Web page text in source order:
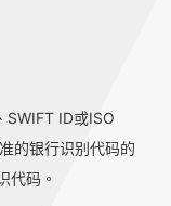
SWIFT ID或ISO
的银行识别代码的
代码。